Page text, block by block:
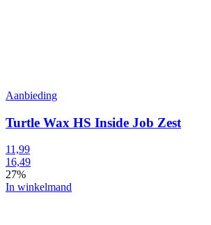
Aanbieding
Turtle Wax HS Inside Job Zest
11,99
16,49
27%
In winkelmand